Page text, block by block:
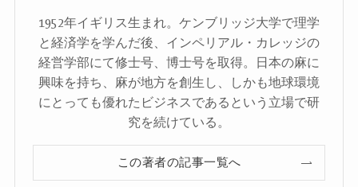
1952年イギリス生まれ。ケンブリッジ大学で理学
と経済学を学んだ後、インペリアル・カレッジの
経営学部にて修士号、博士号を取得。日本の麻に
興味を持ち、麻が地方を創生し、しかも地球環境
にとっても優れたビジネスであるという立場で研
究を続けている。
この著者の記事一覧へ